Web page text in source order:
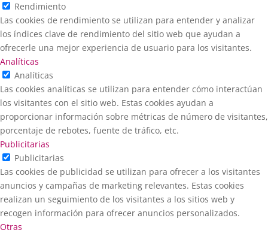
Rendimiento
Las cookies de rendimiento se utilizan para entender y analizar
los índices clave de rendimiento del sitio web que ayudan a
ofrecerle una mejor experiencia de usuario para los visitantes.
Analíticas
Analíticas
Las cookies analíticas se utilizan para entender cómo interactúan
los visitantes con el sitio web. Estas cookies ayudan a
proporcionar información sobre métricas de número de visitantes,
porcentaje de rebotes, fuente de tráfico, etc.
Publicitarias
Publicitarias
Las cookies de publicidad se utilizan para ofrecer a los visitantes
anuncios y campañas de marketing relevantes. Estas cookies
realizan un seguimiento de los visitantes a los sitios web y
recogen información para ofrecer anuncios personalizados.
Otras